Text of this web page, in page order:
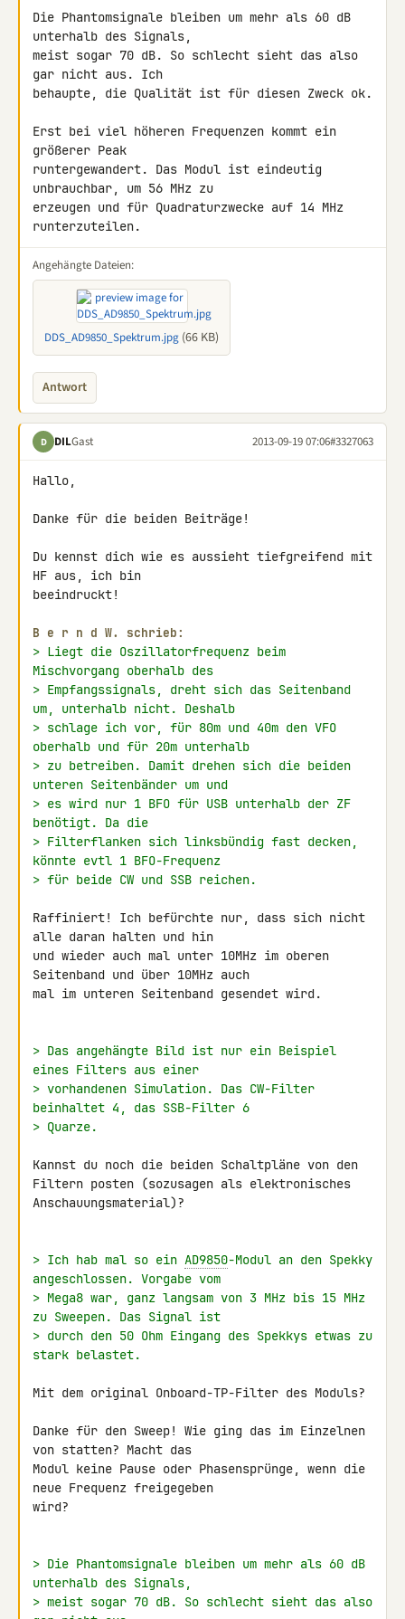
Die Phantomsignale bleiben um mehr als 60 dB
unterhalb des Signals,
meist sogar 70 dB. So schlecht sieht das also
gar nicht aus. Ich
behaupte, die Qualität ist für diesen Zweck ok.
Erst bei viel höheren Frequenzen kommt ein
größerer Peak
runtergewandert. Das Modul ist eindeutig
unbrauchbar, um 56 MHz zu
erzeugen und für Quadraturzwecke auf 14 MHz
runterzuteilen.
Angehängte Dateien:
DDS_AD9850_Spektrum.jpg (66 KB)
Antwort
D DILGast 2013-09-19 07:06#3327063
Hallo,
Danke für die beiden Beiträge!
Du kennst dich wie es aussieht tiefgreifend mit
HF aus, ich bin
beeindruckt!
B e r n d W. schrieb:
> Liegt die Oszillatorfrequenz beim
Mischvorgang oberhalb des
> Empfangssignals, dreht sich das Seitenband
um, unterhalb nicht. Deshalb
> schlage ich vor, für 80m und 40m den VFO
oberhalb und für 20m unterhalb
> zu betreiben. Damit drehen sich die beiden
unteren Seitenbänder um und
> es wird nur 1 BFO für USB unterhalb der ZF
benötigt. Da die
> Filterflanken sich linksbündig fast decken,
könnte evtl 1 BFO-Frequenz
> für beide CW und SSB reichen.
Raffiniert! Ich befürchte nur, dass sich nicht
alle daran halten und hin
und wieder auch mal unter 10MHz im oberen
Seitenband und über 10MHz auch
mal im unteren Seitenband gesendet wird.
> Das angehängte Bild ist nur ein Beispiel
eines Filters aus einer
> vorhandenen Simulation. Das CW-Filter
beinhaltet 4, das SSB-Filter 6
> Quarze.
Kannst du noch die beiden Schaltpläne von den
Filtern posten (sozusagen als elektronisches
Anschauungsmaterial)?
> Ich hab mal so ein AD9850-Modul an den Spekky
angeschlossen. Vorgabe vom
> Mega8 war, ganz langsam von 3 MHz bis 15 MHz
zu Sweepen. Das Signal ist
> durch den 50 Ohm Eingang des Spekkys etwas zu
stark belastet.
Mit dem original Onboard-TP-Filter des Moduls?
Danke für den Sweep! Wie ging das im Einzelnen
von statten? Macht das
Modul keine Pause oder Phasensprünge, wenn die
neue Frequenz freigegeben
wird?
> Die Phantomsignale bleiben um mehr als 60 dB
unterhalb des Signals,
> meist sogar 70 dB. So schlecht sieht das also